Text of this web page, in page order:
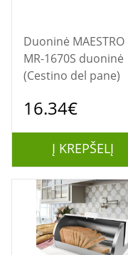
Duoninė MAESTRO
MR-1670S duoninė
(Cestino del pane)
16.34€
Į KREPŠELĮ